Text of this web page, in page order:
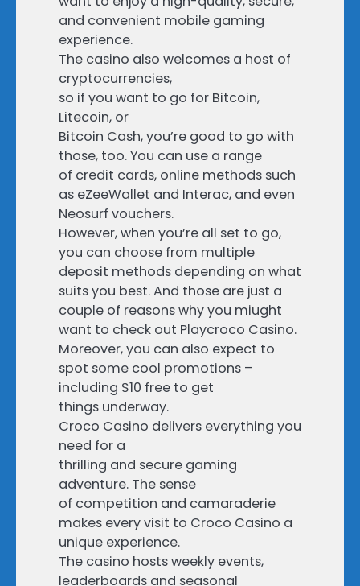
and convenient mobile gaming
experience.
The casino also welcomes a host of
cryptocurrencies,
so if you want to go for Bitcoin,
Litecoin, or
Bitcoin Cash, you’re good to go with
those, too. You can use a range
of credit cards, online methods such
as eZeeWallet and Interac, and even
Neosurf vouchers.
However, when you’re all set to go,
you can choose from multiple
deposit methods depending on what
suits you best. And those are just a
couple of reasons why you miught
want to check out Playcroco Casino.
Moreover, you can also expect to
spot some cool promotions –
including $10 free to get
things underway.
Croco Casino delivers everything you
need for a
thrilling and secure gaming
adventure. The sense
of competition and camaraderie
makes every visit to Croco Casino a
unique experience.
The casino hosts weekly events,
leaderboards and seasonal